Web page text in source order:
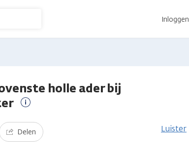
Inloggen
holle ader bij
informatie
Delen Luister